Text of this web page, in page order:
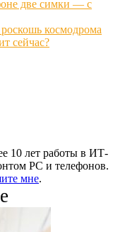
две симки — с
роскошь космодрома
сейчас?
10 лет работы в ИТ-
PC и телефонов.
мне.